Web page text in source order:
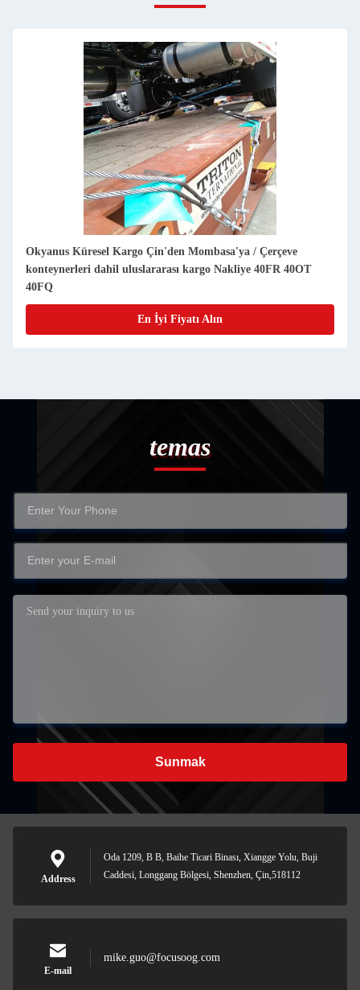
Ağır yük konteynerleri FOB Deniz Kargo Çin'den Le Havre
Limanına Kapı Kapıya OOG Nakliye 40FR/40OT için
En İyi Fiyatı Alın
temas
Sunmak
Address
Oda 1209, B B, Baihe Ticari Binası, Xiangge Yolu, Buji
Caddesi, Longgang Bölgesi, Shenzhen, Çin,518112
E-mail
mike.guo@focusoog.com